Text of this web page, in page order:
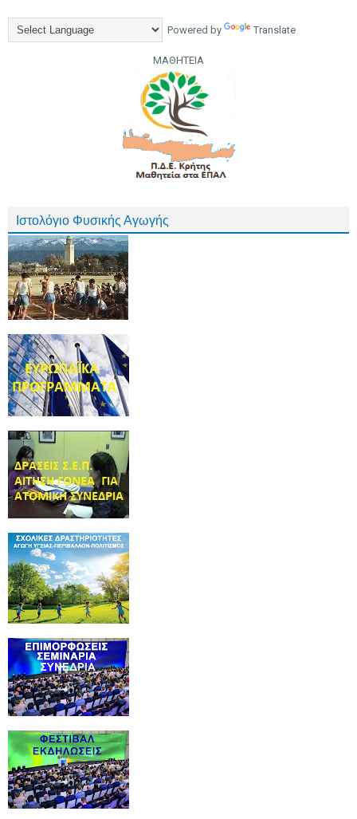
Powered by Translate
ΜΑΘΗΤΕΙΑ
Ιστολόγιο Φυσικής Αγωγής